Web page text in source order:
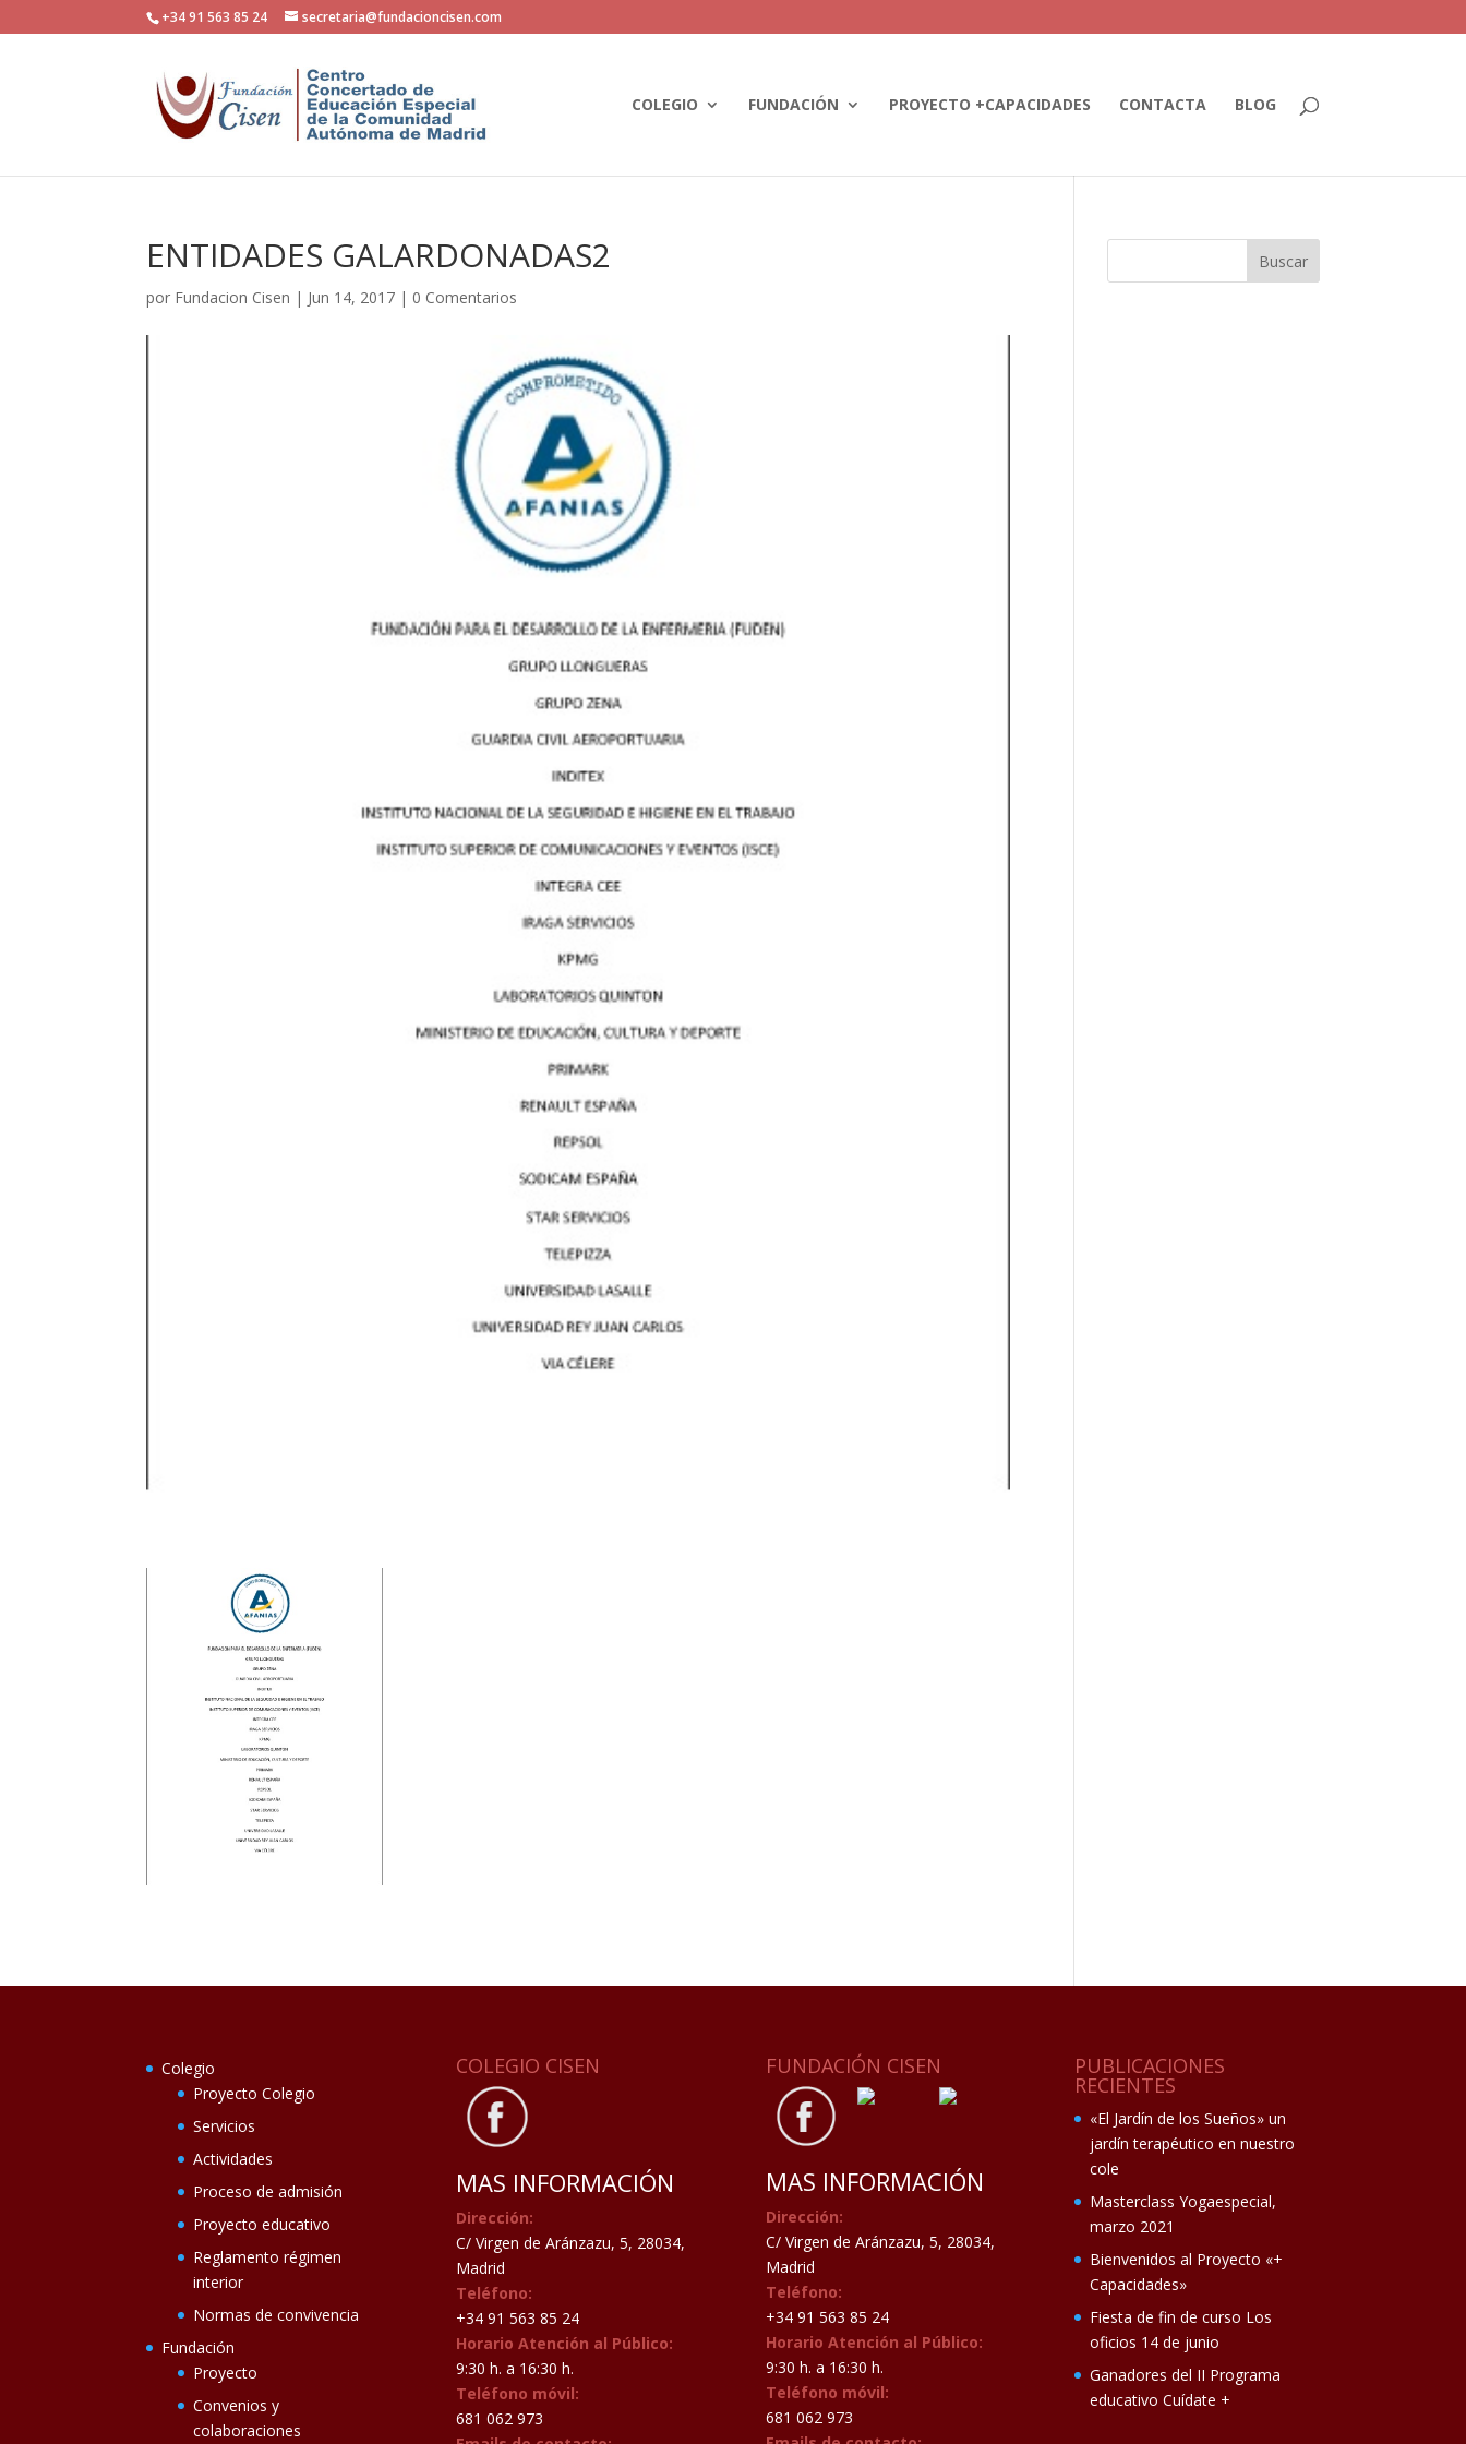
+34 91 563 85 24 secretaria@fundacioncisen.com
COLEGIO FUNDACIÓN PROYECTO +CAPACIDADES CONTACTA BLOG
ENTIDADES GALARDONADAS2
por Fundacion Cisen | Jun 14, 2017 | 0 Comentarios
Colegio
Proyecto Colegio
Servicios
Actividades
Proceso de admisión
Proyecto educativo
Reglamento régimen
interior
Normas de convivencia
Fundación
Proyecto
Convenios y
colaboraciones
COLEGIO CISEN
MAS INFORMACIÓN
Dirección:
C/ Virgen de Aránzazu, 5, 28034,
Madrid
Teléfono:
+34 91 563 85 24
Horario Atención al Público:
9:30 h. a 16:30 h.
Teléfono móvil:
681 062 973
FUNDACIÓN CISEN
MAS INFORMACIÓN
Dirección:
C/ Virgen de Aránzazu, 5, 28034,
Madrid
Teléfono:
+34 91 563 85 24
Horario Atención al Público:
9:30 h. a 16:30 h.
Teléfono móvil:
681 062 973
PUBLICACIONES
RECIENTES
«El Jardín de los Sueños» un
jardín terapéutico en nuestro
cole
Masterclass Yogaespecial,
marzo 2021
Bienvenidos al Proyecto «+
Capacidades»
Fiesta de fin de curso Los
oficios 14 de junio
Ganadores del II Programa
educativo Cuídate +